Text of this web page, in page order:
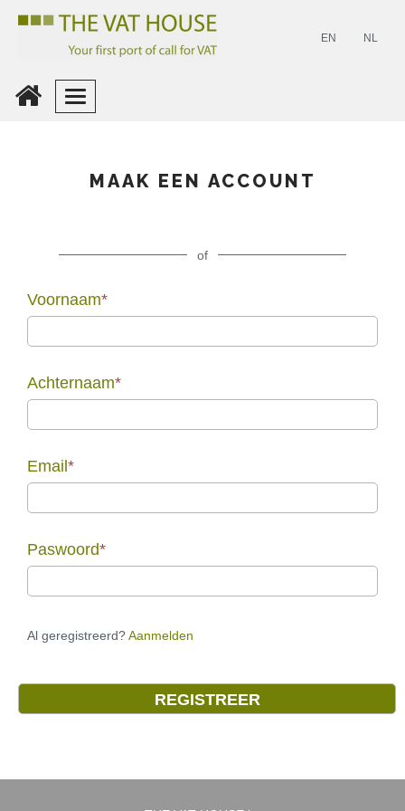
EN NL
MAAK EEN ACCOUNT
of
Voornaam*
Achternaam*
Email *
Paswoord*
Al geregistreerd?Aanmelden